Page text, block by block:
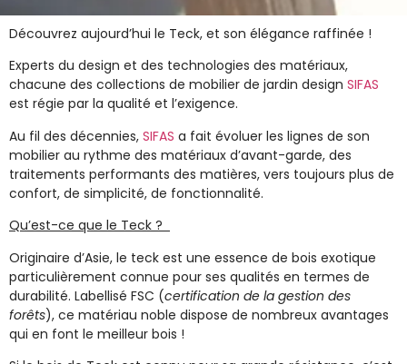
Découvrez aujourd’hui le Teck, et son élégance raffinée !
Experts du design et des technologies des matériaux,
chacune des collections de mobilier de jardin design SIFAS
est régie par la qualité et l’exigence.
Au fil des décennies, SIFAS a fait évoluer les lignes de son
mobilier au rythme des matériaux d’avant-garde, des
traitements performants des matières, vers toujours plus de
confort, de simplicité, de fonctionnalité.
Qu’est-ce que le Teck ?
Originaire d’Asie, le teck est une essence de bois exotique
particulièrement connue pour ses qualités en termes de
durabilité. Labellisé FSC (certification de la gestion des
forêts), ce matériau noble dispose de nombreux avantages
qui en font le meilleur bois !